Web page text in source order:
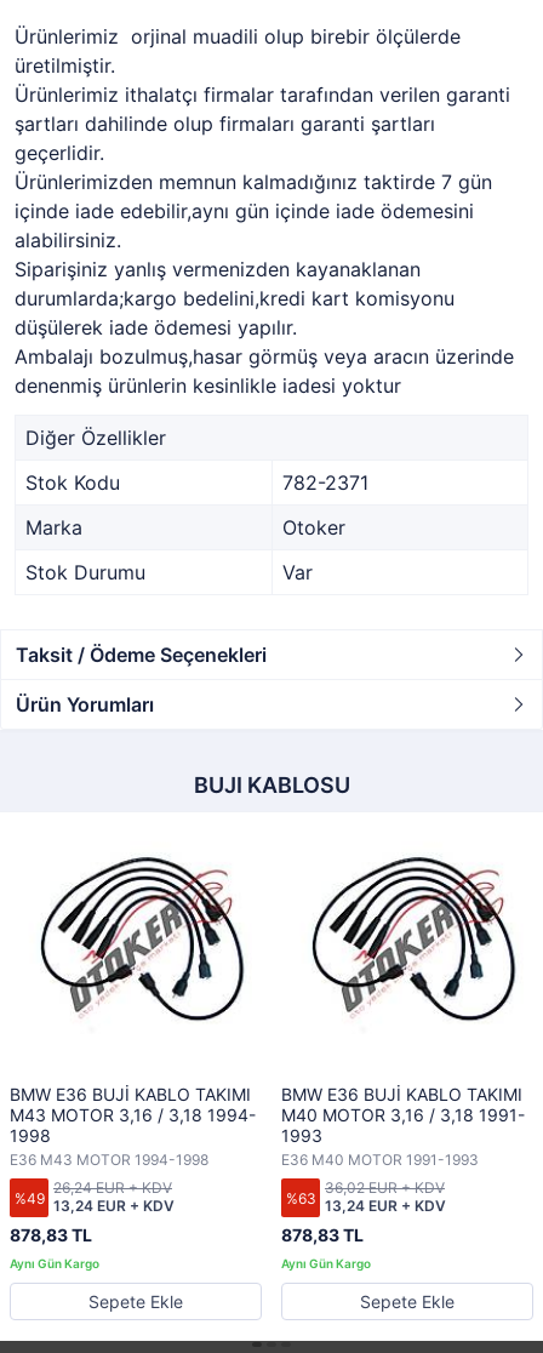
Ürünlerimiz orjinal muadili olup birebir ölçülerde
üretilmiştir.
Ürünlerimiz ithalatçı firmalar tarafından verilen garanti
şartları dahilinde olup firmaları garanti şartları
geçerlidir.
Ürünlerimizden memnun kalmadığınız taktirde 7 gün
içinde iade edebilir,aynı gün içinde iade ödemesini
alabilirsiniz.
Siparişiniz yanlış vermenizden kayanaklanan
durumlarda;kargo bedelini,kredi kart komisyonu
düşülerek iade ödemesi yapılır.
Ambalajı bozulmuş,hasar görmüş veya aracın üzerinde
denenmiş ürünlerin kesinlikle iadesi yoktur
Diğer Özellikler
Stok Kodu
782-2371
Marka
Otoker
Stok Durumu
Var
Taksit / Ödeme Seçenekleri
Ürün Yorumları
BUJI KABLOSU
BMW E36 BUJİ KABLO TAKIMI
M43 MOTOR 3,16 / 3,18 1994-
1998
E36 M43 MOTOR 1994-1998
%49
878,83 TL
13,24 EUR + KDV
26,24 EUR + KDV
Sepete Ekle
BMW E36 BUJİ KABLO TAKIMI
M40 MOTOR 3,16 / 3,18 1991-
1993
E36 M40 MOTOR 1991-1993
%63
878,83 TL
13,24 EUR + KDV
36,02 EUR + KDV
Sepete Ekle